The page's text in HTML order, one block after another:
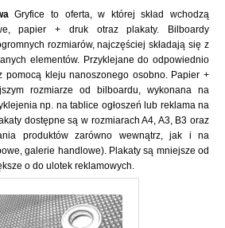
Gryfice to oferta, w której skład wchodzą
papier + druk otraz plakaty. Bilboardy
rozmiarów, najczęściej składają się z
elementów. Przyklejane do odpowiednio
pomocą kleju nanoszonego osobno. Papier +
rozmiarze od bilboardu, wykonana na
np. na tablice ogłoszeń lub reklama na
dostępne są w rozmiarach A4, A3, B3 oraz
produktów zarówno wewnątrz, jak i na
galerie handlowe). Plakaty są mniejsze od
o do ulotek reklamowych.